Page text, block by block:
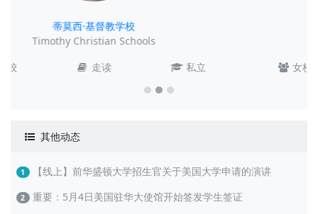
雷吉娜多米尼加高中
Regina Dominican High School
女校
走读
其他动态
1 【线上】前华盛顿大学招生官关于美国大学申请的演讲
2 重要：5月4日美国驻华大使馆开始签发学生签证